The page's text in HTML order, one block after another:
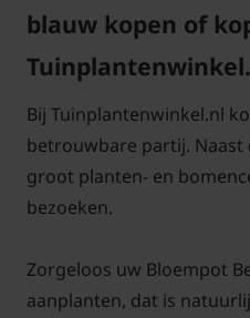
blauw kopen of
Bij Tuinplantenwinkel.nl
betrouwbare partij. Naast
groot planten- en
bezoeken.
Zorgeloos uw Bloempot
aanplanten, dat is